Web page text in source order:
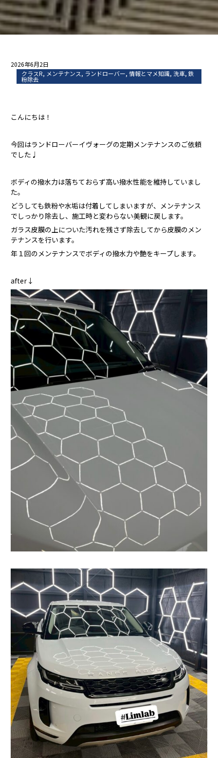
2026年6月2日
クラスR, メンテナンス, ランドローバー,情報とマメ知識, 洗車,鉄
粉除去
こんにちは！
今回はランドローバーイヴォーグの定期メンテナンスのご依頼
でした♩
ボディの撥水力は落ちておらず高い撥水性能を維持していまし
た。
どうしても鉄粉や水垢は付着してしまいますが、メンテナンス
でしっかり除去し、施工時と変わらない美観に戻します。
ガラス皮膜の上についた汚れを残さず除去してから皮膜のメン
テナンスを行います。
年１回のメンテナンスでボディの撥水力や艶をキープします。
after↓